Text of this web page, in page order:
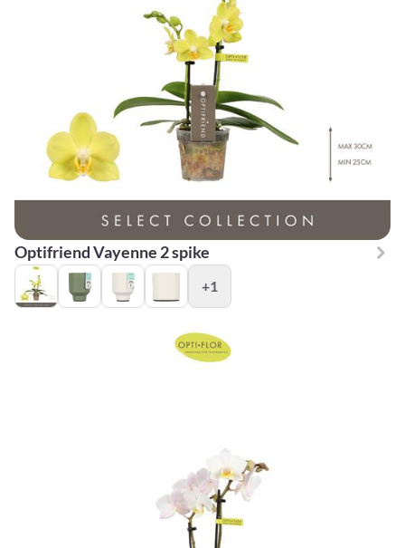
Optifriend Vayenne 2 spike
+1